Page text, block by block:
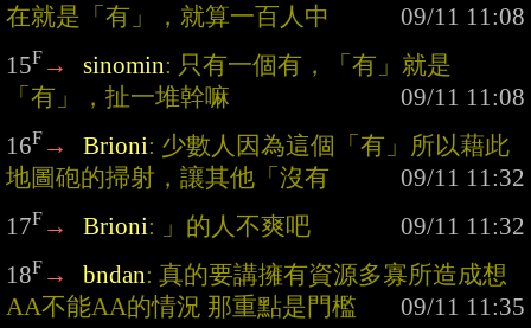
在就是「有」，就算一百人中
15F → sinomin: 只有一個有，「有」就是
「有」，扯一堆幹嘛
16F → Brioni: 少數人因為這個「有」所以藉此
地圖砲的掃射，讓其他「沒有
17F → Brioni: 」的人不爽吧
18F → bndan: 真的要講擁有資源多寡所造成想
AA不能AA的情況 那重點是門檻